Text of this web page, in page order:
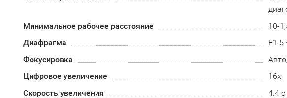
Минимальное рабочее расстояние
10-
Диафрагма
F1.5
Фокусировка
Цифровое увеличение
16x
Скорость увеличения
4.4 с